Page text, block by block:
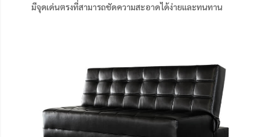
มีจุดเด่นตรงที่สามารถชัดความสะอาดได้ง่ายและทนทาน